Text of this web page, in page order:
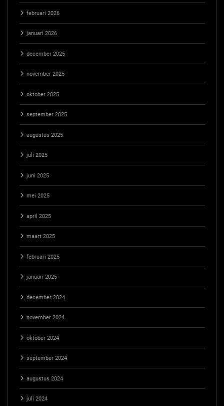
februari 2026
januari 2026
december 2025
november 2025
oktober 2025
september 2025
augustus 2025
juli 2025
juni 2025
mei 2025
april 2025
maart 2025
februari 2025
januari 2025
december 2024
november 2024
oktober 2024
september 2024
augustus 2024
juli 2024